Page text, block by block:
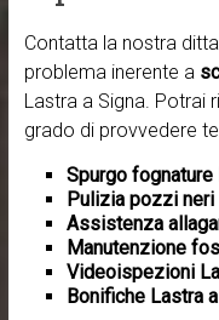
Contatta la nostra
problema inerente a
Lastra a Signa. Potrai
grado di provvedere
Spurgo fognature
Pulizia pozzi neri
Assistenza
Manutenzione
Videoispezioni
Bonifiche Lastra